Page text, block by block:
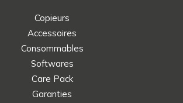
Copieurs
Accessoires
Consommables
Softwares
Care Pack
Garanties